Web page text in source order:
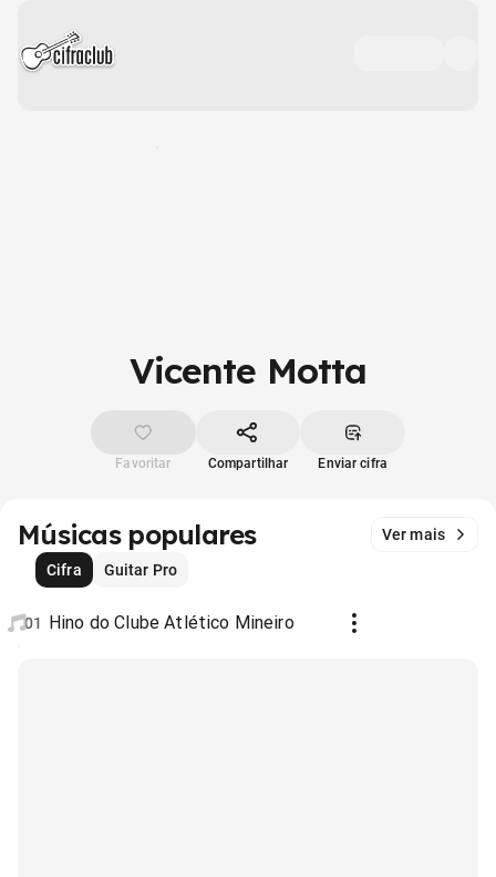
Vicente Motta
Favoritar Compartilhar Enviar cifra
Músicas populares
Ver mais
Cifra
Guitar Pro
01 Hino do Clube Atlético Mineiro